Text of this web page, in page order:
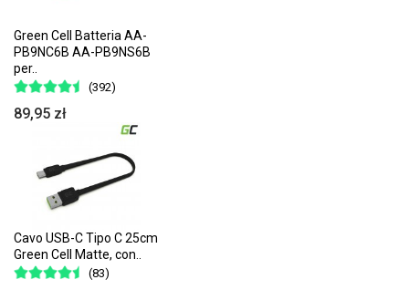
Green Cell Batteria AA-
PB9NC6B AA-PB9NS6B
per..
(392)
89,95 zł
Cavo USB-C Tipo C 25cm
Green Cell Matte, con..
(83)